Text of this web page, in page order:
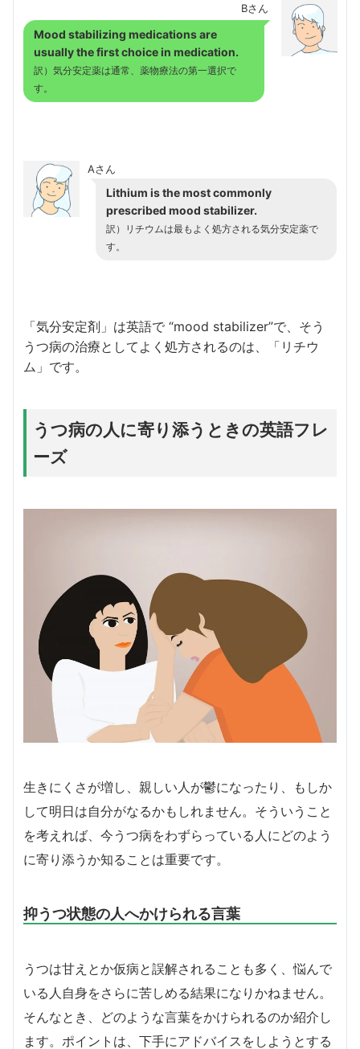
Bさん
Mood stabilizing medications are
usually the first choice in medication.
訳）気分安定薬は通常、薬物療法の第一選択で
す。
Aさん
Lithium is the most commonly
prescribed mood stabilizer.
訳）リチウムは最もよく処方される気分安定薬で
す。
「気分安定剤」は英語で “mood stabilizer”で、そう
うつ病の治療としてよく処方されるのは、「リチウ
ム」です。
うつ病の人に寄り添うときの英語フレ
ーズ
生きにくさが増し、親しい人が鬱になったり、もしか
して明日は自分がなるかもしれません。そういうこと
を考えれば、今うつ病をわずらっている人にどのよう
に寄り添うか知ることは重要です。
抑うつ状態の人へかけられる言葉
うつは甘えとか仮病と誤解されることも多く、悩んで
いる人自身をさらに苦しめる結果になりかねません。
そんなとき、どのような言葉をかけられるのか紹介し
ます。ポイントは、下手にアドバイスをしようとする